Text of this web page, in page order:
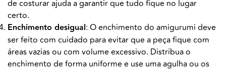
de costurar ajuda a garantir que tudo fique no lugar
certo.
Enchimento desigual: O enchimento do amigurumi deve
ser feito com cuidado para evitar que a peça fique com
áreas vazias ou com volume excessivo. Distribua o
enchimento de forma uniforme e use uma agulha ou os